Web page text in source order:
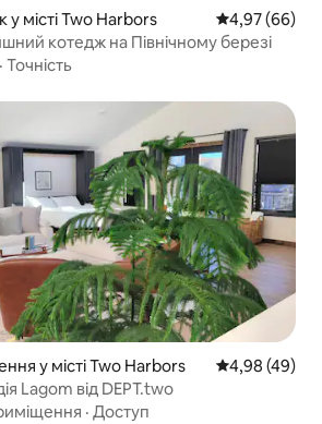
у місті Two Harbors Середня
4,97 (66)
котедж на Північному березі
· Точність
у місті Two Harbors Середня
4,98 (49)
Lagom від DEPT.two
· Доступ